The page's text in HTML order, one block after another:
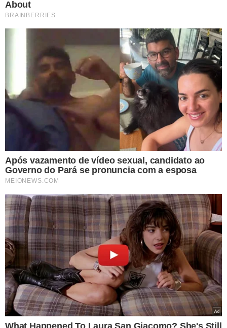
Segundo o ministro, é possível que o número de casos
número de países com mortes.
O coronavírus é conhecido desde 1960. A doença
provocada pelo novo coronavírus, chamada de Covid-19,
está sendo investigada, mas apresenta gravidade
moderada a leve, segundo o Ministério da Saúde. Cada
pessoa infectada pode transmitir para duas ou três
pessoas, em alguns casos chegando a sete. Segundo a
Organização Mundial de Saúde (OMS), o período de
incubação varia de 0 a 14 dias, mas já há estudos
apontam que os sintomas aparecem de 9 a 10 dias.
Um estudo feito com 44 mil pessoas com casos
confirmados apontou que a maioria dos infectados